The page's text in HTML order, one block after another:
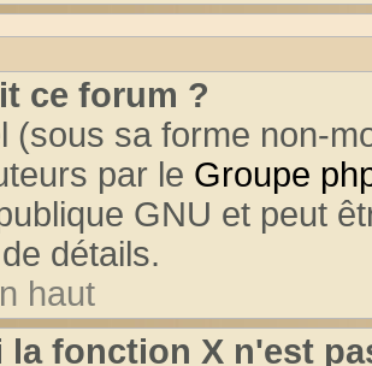
ce forum ?
(sous sa forme non-
par le Groupe
GNU et peut
détails.
haut
la fonction X n'est